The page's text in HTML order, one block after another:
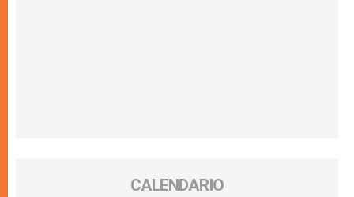
CALENDARIO